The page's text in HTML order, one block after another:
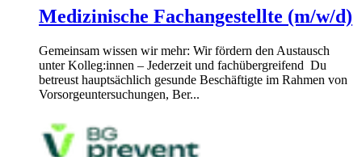
Medizinische Fachangestellte (m/w/d)
Gemeinsam wissen wir mehr: Wir fördern den Austausch
unter Kolleg:innen – Jederzeit und fachübergreifend Du
betreust hauptsächlich gesunde Beschäftigte im Rahmen von
Vorsorgeuntersuchungen, Ber...